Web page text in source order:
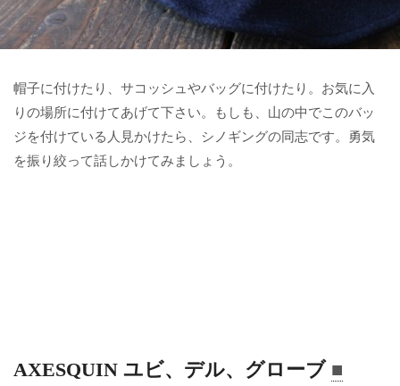
帽子に付けたり、サコッシュやバッグに付けたり。お気に入
りの場所に付けてあげて下さい。もしも、山の中でこのバッ
ジを付けている人見かけたら、シノギングの同志です。勇気
を振り絞って話しかけてみましょう。
AXESQUIN ユビ、デル、グローブ ■